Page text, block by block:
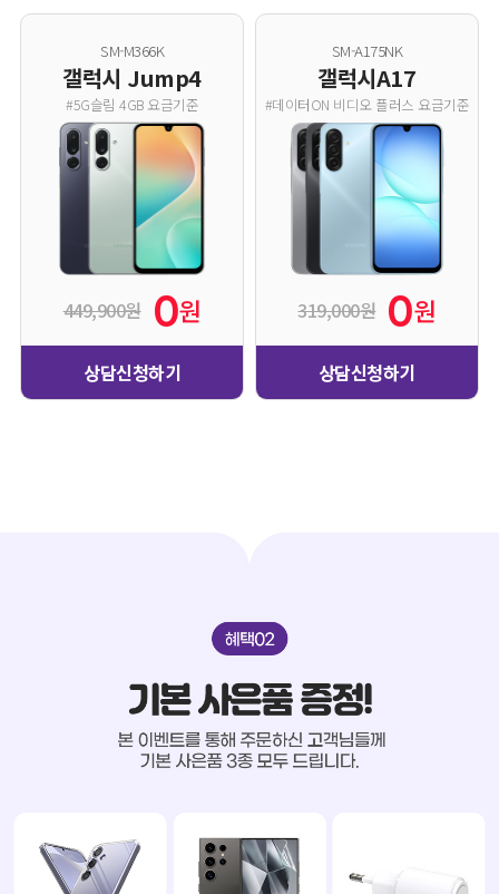
SM-M366K
갤럭시 Jump4
#5G슬림 4GB 요금기준
449,900원 0원
상담신청하기
SM-A175NK
갤럭시A17
#데이터ON 비디오 플러스 요금기준
319,000원 0원
상담신청하기